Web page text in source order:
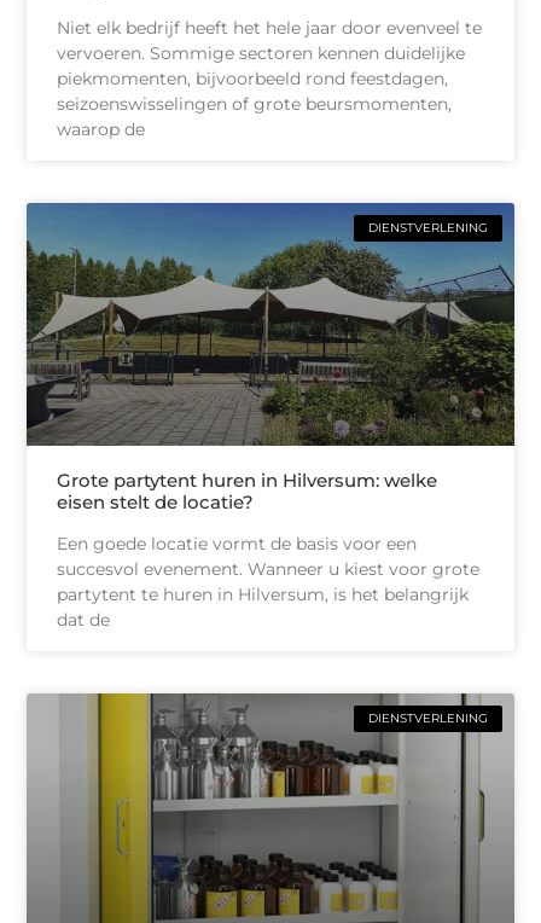
Niet elk bedrijf heeft het hele jaar door evenveel te
vervoeren. Sommige sectoren kennen duidelijke
piekmomenten, bijvoorbeeld rond feestdagen,
seizoenswisselingen of grote beursmomenten,
waarop de
DIENSTVERLENING
Grote partytent huren in Hilversum: welke
eisen stelt de locatie?
Een goede locatie vormt de basis voor een
succesvol evenement. Wanneer u kiest voor grote
partytent te huren in Hilversum, is het belangrijk
dat de
DIENSTVERLENING